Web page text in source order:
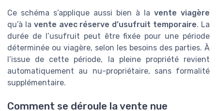
Ce schéma s’applique aussi bien à la vente viagère
qu’à la vente avec réserve d’usufruit temporaire. La
durée de l’usufruit peut être fixée pour une période
déterminée ou viagère, selon les besoins des parties. À
l’issue de cette période, la pleine propriété revient
automatiquement au nu-propriétaire, sans formalité
supplémentaire.
Comment se déroule la vente nue